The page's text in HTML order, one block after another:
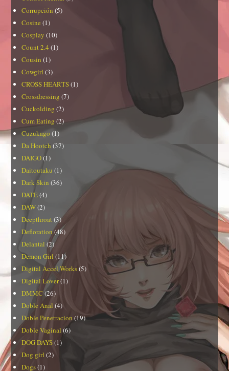
Corrupción (5)
Cosine (1)
Cosplay (10)
Count 2.4 (1)
Cousin (1)
Cowgirl (3)
CROSS HEARTS(1)
Crossdressing (7)
Cuckolding (2)
Cum Eating (2)
Cuzukago (1)
Da Hootch (37)
DAIGO(1)
Daitoutaku (1)
Dark Skin (36)
DATE(4)
DAW(2)
Deepthroat (3)
Defloration(48)
Delantal (2)
Demon Girl (11)
Digital Accel Works(5)
Digital Lover(1)
DMMC(26)
Doble Anal (4)
Doble Penetracion (19)
Doble Vaginal (6)
DOG DAYS(1)
Dog girl (2)
Dogs(1)